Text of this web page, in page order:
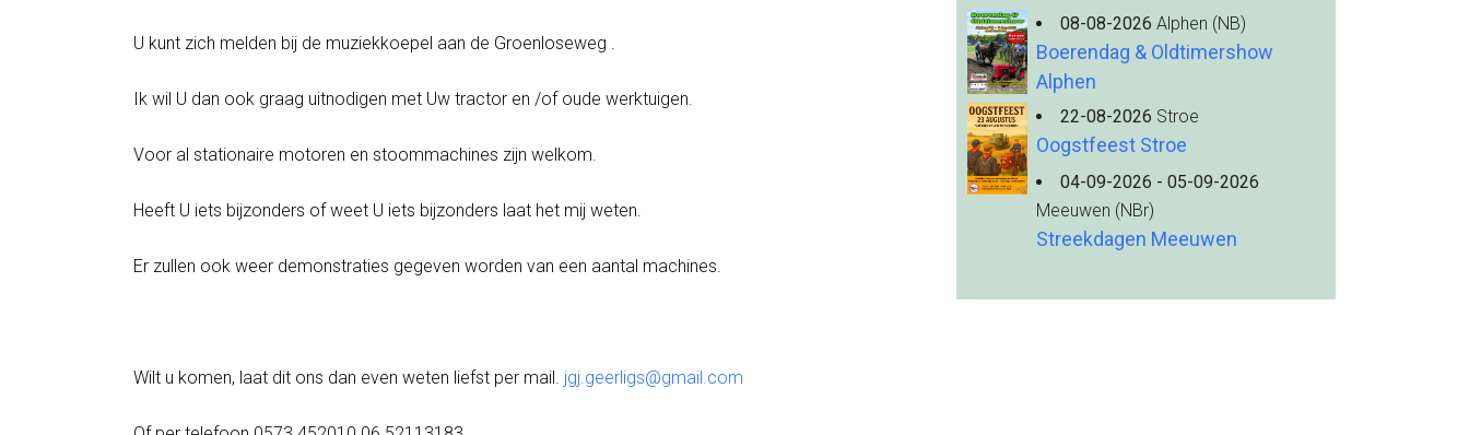
U kunt zich melden bij de muziekkoepel aan de Groenloseweg .
Ik wil U dan ook graag uitnodigen met Uw tractor en /of oude werktuigen.
Voor al stationaire motoren en stoommachines zijn welkom.
Heeft U iets bijzonders of weet U iets bijzonders laat het mij weten.
Er zullen ook weer demonstraties gegeven worden van een aantal machines.
Wilt u komen, laat dit ons dan even weten liefst per mail. jgj.geerligs@gmail.com
08-08-2026 Alphen (NB)
Boerendag & Oldtimershow
Alphen
22-08-2026 Stroe
Oogstfeest Stroe
04-09-2026 - 05-09-2026
Meeuwen (NBr)
Streekdagen Meeuwen